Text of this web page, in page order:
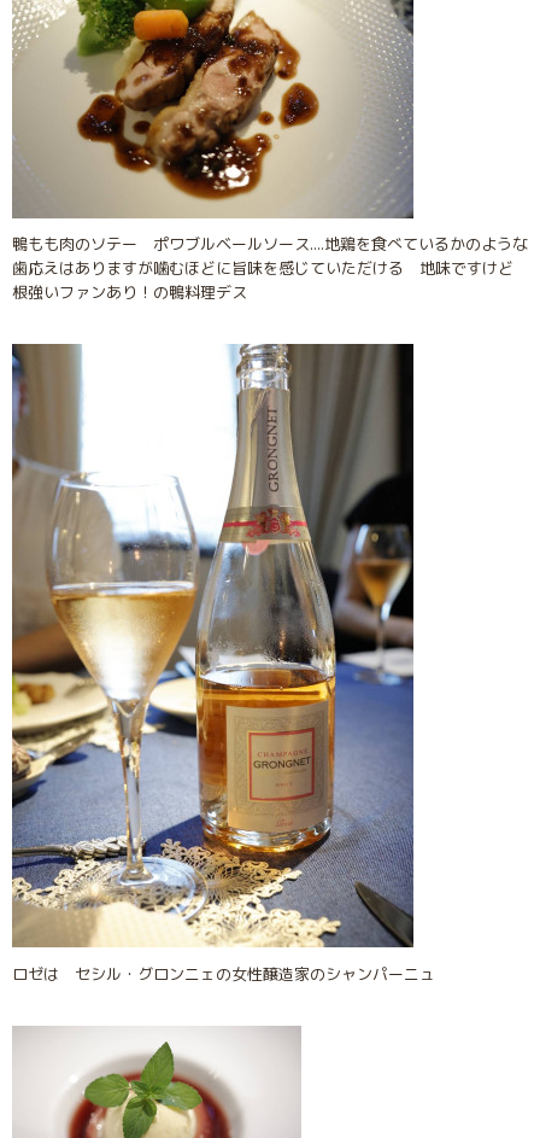
鴨もも肉のソテー ポワブルベールソース....地鶏を食べているかのような
歯応えはありますが噛むほどに旨味を感じていただける 地味ですけど
根強いファンあり！の鴨料理デス
ロゼは セシル・グロンニェの女性醸造家のシャンパーニュ